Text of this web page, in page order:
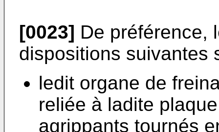
[0023] De préférence,
dispositions suivantes
ledit organe de
reliée à ladite
agrippants tournés